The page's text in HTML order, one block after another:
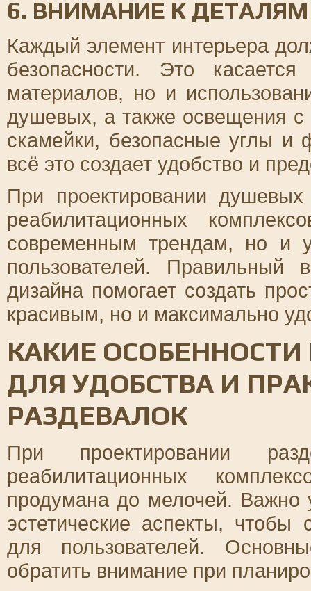
6. ВНИМАНИЕ К
Каждый элемент интерьера
безопасности. Это
материалов, но и
душевых, а также освещения с
скамейки, безопасные углы и
всё это создает удобство и
При проектировании
реабилитационных
современным трендам, но и
пользователей. Правильный
дизайна помогает создать
красивым, но и максимально
КАКИЕ
ДЛЯ УДОБСТВА И
РАЗДЕВАЛОК
При проектировании
реабилитационных
продумана до мелочей. Важно
эстетические аспекты, чтобы
для пользователей.
обратить внимание при